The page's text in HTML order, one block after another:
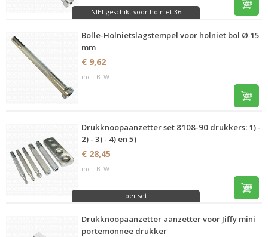
NIET geschikt voor holniet 36
Bolle-Holnietslagstempel voor holniet bol Ø 15
mm
€ 9,62
incl. BTW
Drukknoopaanzetter set 8108-90 drukkers: 1) -
2) - 3) - 4) en 5)
€ 28,45
incl. BTW
per set
Drukknoopaanzetter aanzetter voor Jiffy mini
portemonnee drukker